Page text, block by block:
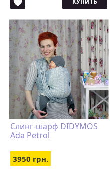
Слинг-шарф DIDYMOS
Ada Petrol
3950 грн.